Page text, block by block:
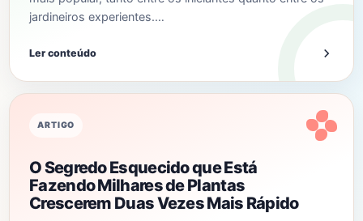
jardineiros experientes.…
Ler conteúdo
ARTIGO
O Segredo Esquecido que Está
Fazendo Milhares de Plantas
Crescerem Duas Vezes Mais Rápido